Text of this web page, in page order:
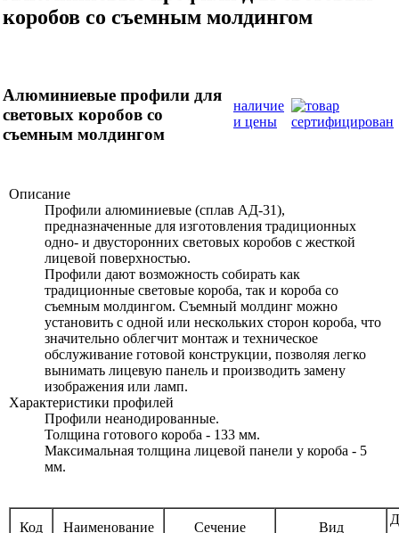
коробов со съемным молдингом
Алюминиевые профили для
световых коробов со
съемным молдингом
наличие
и цены
Описание
Профили алюминиевые (сплав АД-31),
предназначенные для изготовления традиционных
одно- и двусторонних световых коробов с жесткой
лицевой поверхностью.
Профили дают возможность собирать как
традиционные световые короба, так и короба со
съемным молдингом. Съемный молдинг можно
установить с одной или нескольких сторон короба, что
значительно облегчит монтаж и техническое
обслуживание готовой конструкции, позволяя легко
вынимать лицевую панель и производить замену
изображения или ламп.
Характеристики профилей
Профили неанодированные.
Толщина готового короба - 133 мм.
Максимальная толщина лицевой панели у короба - 5
мм.
Код Наименование Сечение Вид